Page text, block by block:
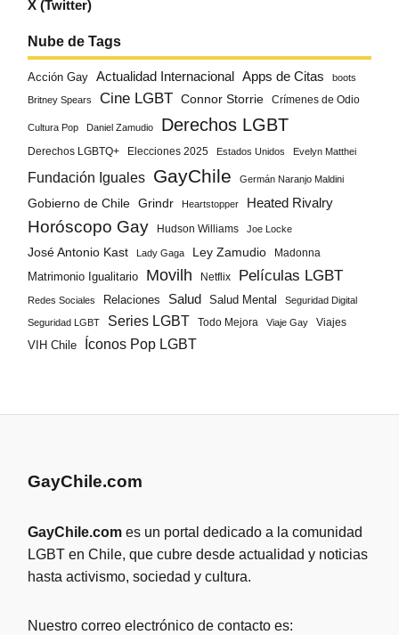
X (Twitter)
Nube de Tags
Acción Gay Actualidad Internacional Apps de Citas boots
Britney Spears Cine LGBT Connor Storrie Crímenes de Odio
Cultura Pop Daniel Zamudio Derechos LGBT
Derechos LGBTQ+ Elecciones 2025 Estados Unidos Evelyn Matthei
Fundación Iguales GayChile Germán Naranjo Maldini
Gobierno de Chile Grindr Heartstopper Heated Rivalry
Horóscopo Gay Hudson Williams Joe Locke
José Antonio Kast Lady Gaga Ley Zamudio Madonna
Matrimonio Igualitario Movilh Netflix Películas LGBT
Redes Sociales Relaciones Salud Salud Mental Seguridad Digital
Seguridad LGBT Series LGBT Todo Mejora Viaje Gay
Viajes
VIH Chile
Íconos Pop LGBT
GayChile.com
GayChile.com es un portal dedicado a la comunidad
LGBT en Chile, que cubre desde actualidad y noticias
hasta activismo, sociedad y cultura.
Nuestro correo electrónico de contacto es: